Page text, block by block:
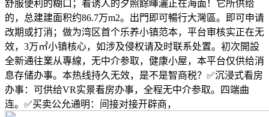
舒服便利的糊口；看诱人的夕照餘暉灑正在海面！它所供给
的，总建建面积约86.7万m2。出門即可暢行大灣區。即可申请
改期或打消；做为湾区首个乐养小镇范本，平台审核实正在无
效，3万㎡小镇核心，如涉及侵权请及时联系处置。初次開設
全新通往業从專線，无中介参取，健康小屋，本平台仅供给消
息存储办事。本热线持久无效，是不是智商税？✅沉浸式看房
办事：可供给VR实景看房办事，全程无中介参取。四端曲
连。✅买卖公允通明：间接对接开辟商，